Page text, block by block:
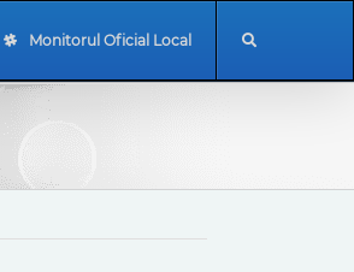
Monitorul Oficial Local